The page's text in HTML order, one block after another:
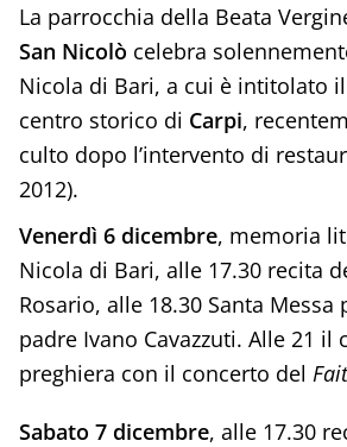
La parrocchia della Beata
San Nicolò celebra
Nicola di Bari, a cui è intitolato
centro storico di Carpi,
culto dopo l’intervento di
2012).
Venerdì 6 dicembre, memoria
Nicola di Bari, alle 17.30 recita
Rosario, alle 18.30 Santa Messa
padre Ivano Cavazzuti. Alle 21 il
preghiera con il concerto del
Sabato 7 dicembre, alle 17.30